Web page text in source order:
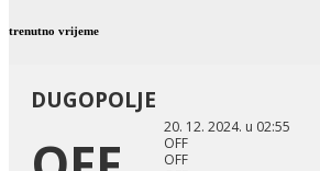
trenutno vrijeme